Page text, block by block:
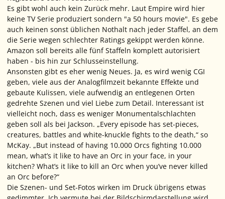
Es gibt wohl auch kein Zurück mehr. Laut Empire wird hier
keine TV Serie produziert sondern "a 50 hours movie". Es gebe
auch keinen sonst üblichen Nothalt nach jeder Staffel, an dem
die Serie wegen schlechter Ratings gekippt werden könne.
Amazon soll bereits alle fünf Staffeln komplett autorisiert
haben - bis hin zur Schlusseinstellung.
Ansonsten gibt es eher wenig Neues. Ja, es wird wenig CGI
geben, viele aus der Analogfilmzeit bekannte Effekte und
gebaute Kulissen, viele aufwendig an entlegenen Orten
gedrehte Szenen und viel Liebe zum Detail. Interessant ist
vielleicht noch, dass es weniger Monumentalschlachten
geben soll als bei Jackson. „Every episode has set-pieces,
creatures, battles and white-knuckle fights to the death,“ so
McKay. „But instead of having 10.000 Orcs fighting 10.000
mean, what’s it like to have an Orc in your face, in your
kitchen? What’s it like to kill an Orc when you’ve never killed
an Orc before?“
Die Szenen- und Set-Fotos wirken im Druck übrigens etwas